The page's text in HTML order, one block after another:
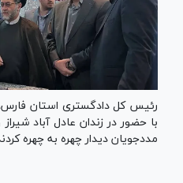
رئیس کل دادگستری استان فارس،
با حضور در زندان عادل آباد
مددجویان دیدار چهره به چهره